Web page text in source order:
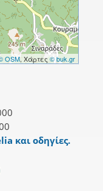
OSM, Χάρτες© buk.gr
και οδηγίες.